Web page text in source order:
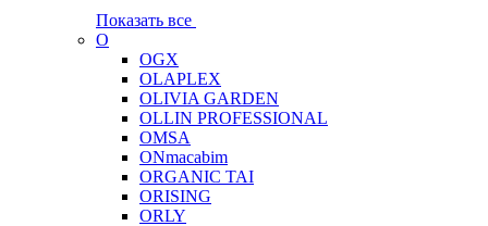
Показать все
O
OGX
OLAPLEX
OLIVIA GARDEN
OLLIN PROFESSIONAL
OMSA
ONmacabim
ORGANIC TAI
ORISING
ORLY